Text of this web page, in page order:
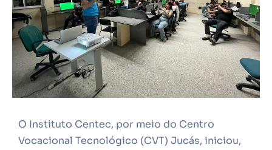
O Instituto Centec, por meio do Centro
Vocacional Tecnológico (CVT) Jucás, iniciou,